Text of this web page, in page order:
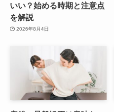
いい？始める時期と注意点
を解説
2026年8月4日